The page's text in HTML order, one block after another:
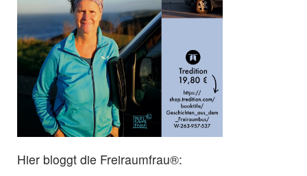
Hier bloggt die Freiraumfrau®: